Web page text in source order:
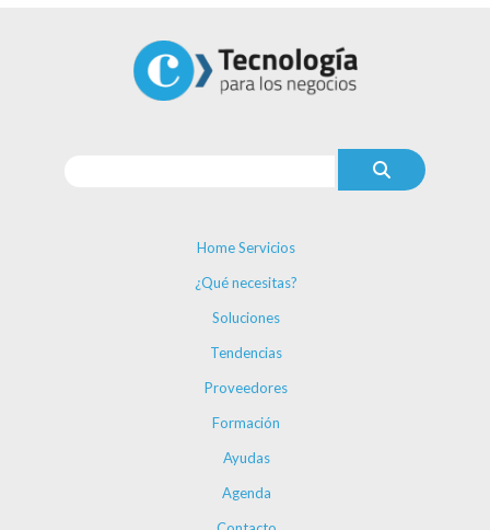
Home Servicios
¿Qué necesitas?
Soluciones
Tendencias
Proveedores
Formación
Ayudas
Agenda